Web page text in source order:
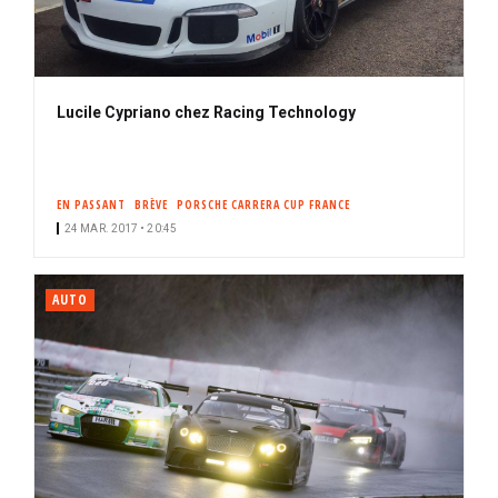
Lucile Cypriano chez Racing Technology
EN PASSANT BRÈVE PORSCHE CARRERA CUP FRANCE
24 MAR. 2017 • 20:45
AUTO